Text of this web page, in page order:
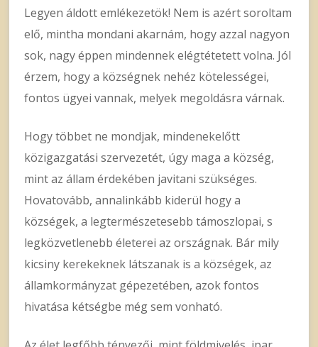
Legyen áldott emlékezetök! Nem is azért soroltam
elő, mintha mondani akarnám, hogy azzal nagyon
sok, nagy éppen mindennek elégtétetett volna. Jól
érzem, hogy a községnek nehéz kötelességei,
fontos ügyei vannak, melyek megoldásra várnak.
Hogy többet ne mondjak, mindenekelőtt
közigazgatási szervezetét, úgy maga a község,
mint az állam érdekében javitani szükséges.
Hovatovább, annalinkább kiderül hogy a
községek, a legtermészetesebb támoszlopai, s
legközvetlenebb életerei az országnak. Bár mily
kicsiny kerekeknek látszanak is a községek, az
államkormányzat gépezetében, azok fontos
hivatása kétségbe még sem vonható.